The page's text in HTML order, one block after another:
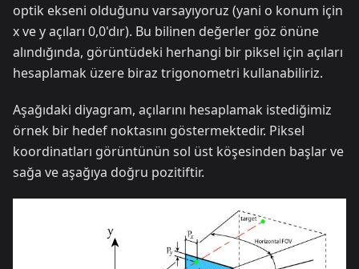
optik ekseni olduğunu varsayıyoruz (yani o konum için
x ve y açıları 0,0'dır). Bu bilinen değerler göz önüne
alındığında, görüntüdeki herhangi bir piksel için açıları
hesaplamak üzere biraz trigonometri kullanabiliriz.
Aşağıdaki diyagram, açılarını hesaplamak istediğimiz
örnek bir hedef noktasını göstermektedir. Piksel
koordinatları görüntünün sol üst köşesinden başlar ve
sağa ve aşağıya doğru pozitiftir.